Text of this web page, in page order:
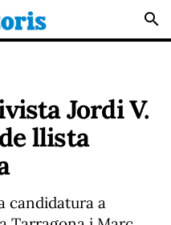
search
Jordi V.
llista
candidatura a